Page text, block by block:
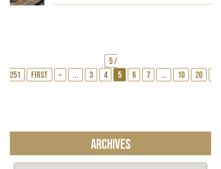
5 /
251
First « ... 3 4 5 6 7 ... 10 20
ARCHIVES